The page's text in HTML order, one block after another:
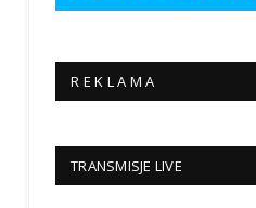
R E K L A M A
TRANSMISJE LIVE